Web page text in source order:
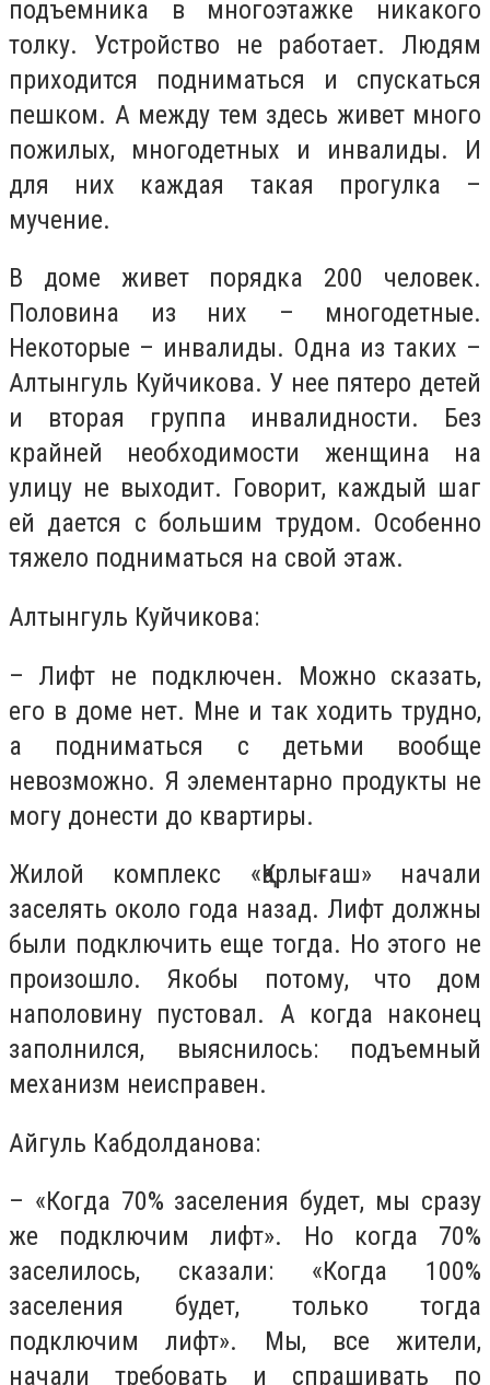
подъемника в многоэтажке никакого
толку. Устройство не работает. Людям
приходится подниматься и спускаться
пешком. А между тем здесь живет много
пожилых, многодетных и инвалиды. И
для них каждая такая прогулка –
мучение.
В доме живет порядка 200 человек.
Половина из них – многодетные.
Некоторые – инвалиды. Одна из таких –
Алтынгуль Куйчикова. У нее пятеро детей
и вторая группа инвалидности. Без
крайней необходимости женщина на
улицу не выходит. Говорит, каждый шаг
ей дается с большим трудом. Особенно
тяжело подниматься на свой этаж.
Алтынгуль Куйчикова:
– Лифт не подключен. Можно сказать,
его в доме нет. Мне и так ходить трудно,
а подниматься с детьми вообще
невозможно. Я элементарно продукты не
могу донести до квартиры.
Жилой комплекс «Қарлығаш» начали
заселять около года назад. Лифт должны
были подключить еще тогда. Но этого не
произошло. Якобы потому, что дом
наполовину пустовал. А когда наконец
заполнился, выяснилось: подъемный
механизм неисправен.
Айгуль Кабдолданова:
– «Когда 70% заселения будет, мы сразу
же подключим лифт». Но когда 70%
заселилось, сказали: «Когда 100%
заселения будет, только тогда
подключим лифт». Мы, все жители,
начали требовать и спрашивать по